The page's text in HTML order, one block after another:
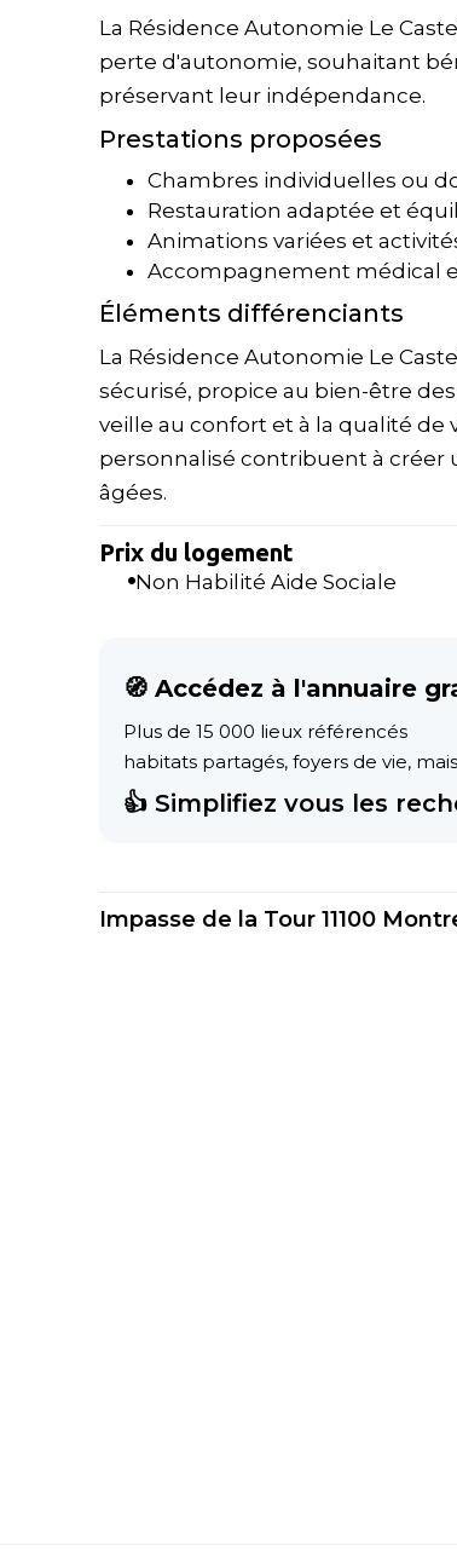
La Résidence Autonomie Le
perte d'autonomie, souhaitant
préservant leur indépendance.
Prestations proposées
Chambres individuelles ou
Restauration adaptée et
Animations variées et
Accompagnement médical
Éléments différenciants
La Résidence Autonomie Le
sécurisé, propice au bien-être
veille au confort et à la qualité de
personnalisé contribuent à créer
âgées.
Prix du logement
Non Habilité Aide Sociale
🧭 Accédez à l'annuaire
Plus de 15 000 lieux référencés
habitats partagés, foyers de vie,
👍 Simplifiez vous les
Impasse de la Tour 11100